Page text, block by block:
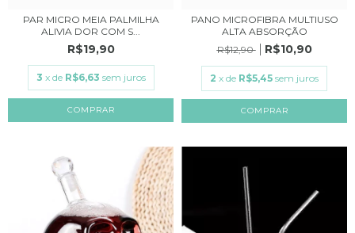
PAR MICRO MEIA PALMILHA
ALIVIA DOR COM S...
R$19,90
3 x de R$6,63 sem juros
COMPRAR
PANO MICROFIBRA MULTIUSO
ALTA ABSORÇÃO
R$12,90
R$10,90
2 x de R$5,45 sem juros
COMPRAR